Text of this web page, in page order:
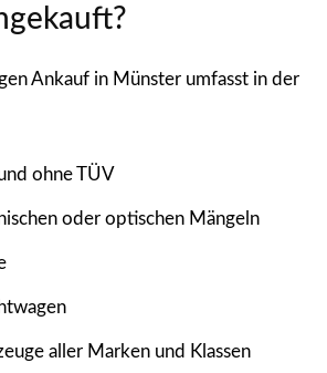
Ankauf in Münster umfasst in der
ohne TÜV
oder optischen Mängeln
aller Marken und Klassen